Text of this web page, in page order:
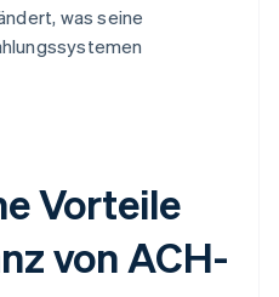
was seine
Vorteile
von ACH-